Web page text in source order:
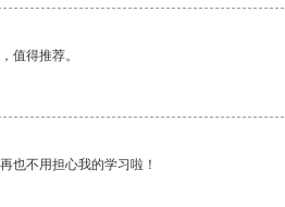
值得推荐。
也不用担心我的学习啦！